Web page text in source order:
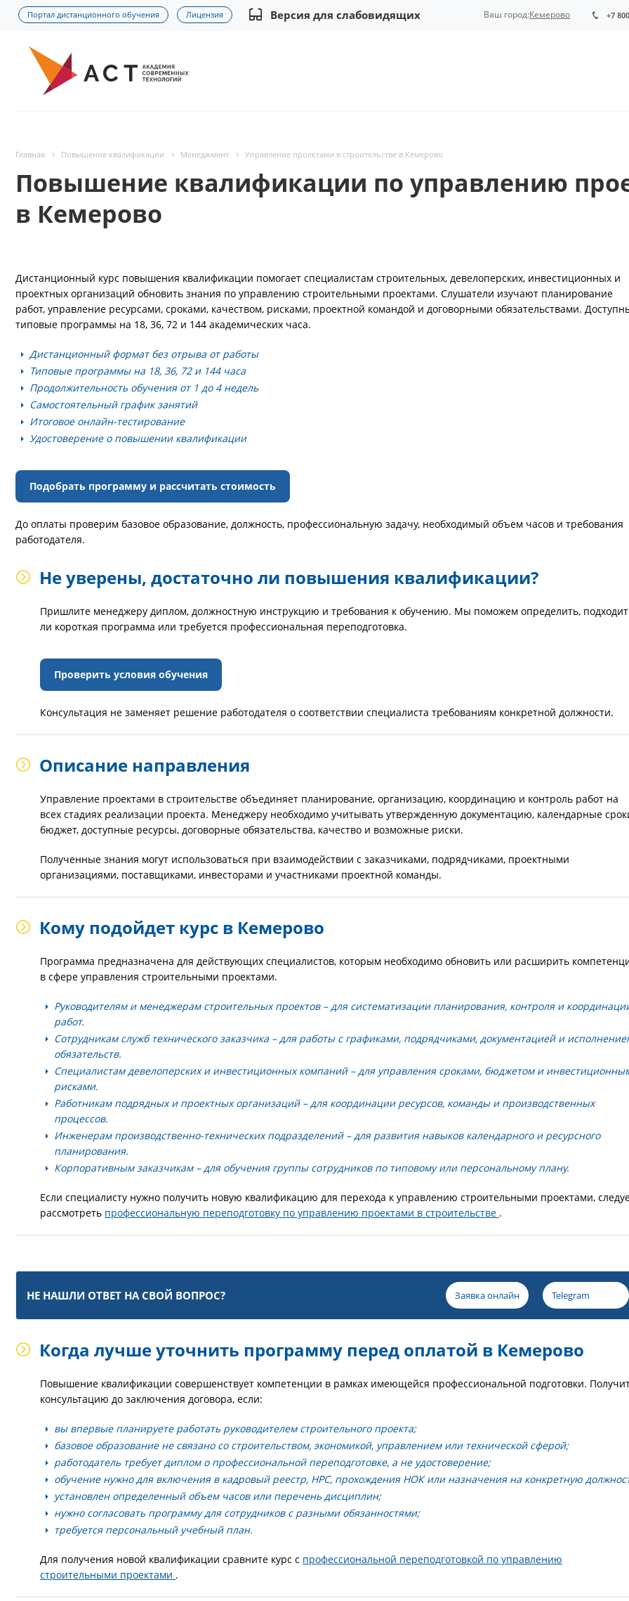
Портал дистанционного обучения Лицензия Версия для слабовидящих +7
Ваш город:Кемерово
Главная Повышение квалификации Менеджмент Управление проектами в строительстве в Кемерово
Повышение квалификации по управлению
в Кемерово
Дистанционный курс повышения квалификации помогает специалистам строительных, девелоперских, инвестиционных и
проектных организаций обновить знания по управлению строительными проектами. Слушатели изучают планирование
работ, управление ресурсами, сроками, качеством, рисками, проектной командой и договорными обязательствами.
типовые программы на 18, 36, 72 и 144 академических часа.
Дистанционный формат без отрыва от работы
Типовые программы на 18, 36, 72 и 144 часа
Продолжительность обучения от 1 до 4 недель
Самостоятельный график занятий
Итоговое онлайн-тестирование
Удостоверение о повышении квалификации
Подобрать программу и рассчитать стоимость
До оплаты проверим базовое образование, должность, профессиональную задачу, необходимый объем часов и требования
работодателя.
Не уверены, достаточно ли повышения квалификации?
Пришлите менеджеру диплом, должностную инструкцию и требования к обучению. Мы поможем определить, подходит
ли короткая программа или требуется профессиональная переподготовка.
Проверить условия обучения
Консультация не заменяет решение работодателя о соответствии специалиста требованиям конкретной должности.
Описание направления
Управление проектами в строительстве объединяет планирование, организацию, координацию и контроль работ на
всех стадиях реализации проекта. Менеджеру необходимо учитывать утвержденную документацию, календарные
бюджет, доступные ресурсы, договорные обязательства, качество и возможные риски.
Полученные знания могут использоваться при взаимодействии с заказчиками, подрядчиками, проектными
организациями, поставщиками, инвесторами и участниками проектной команды.
Кому подойдет курс в Кемерово
Программа предназначена для действующих специалистов, которым необходимо обновить или расширить
в сфере управления строительными проектами.
Руководителям и менеджерам строительных проектов– для систематизации планирования, контроля и
работ.
Сотрудникам служб технического заказчика – для работы с графиками, подрядчиками, документацией и
обязательств.
Специалистам девелоперских и инвестиционных компаний– для управления сроками, бюджетом и
рисками.
Работникам подрядных и проектных организаций– для координации ресурсов, команды и производственных
процессов.
Инженерам производственно-технических подразделений– для развития навыков календарного и ресурсного
планирования.
Корпоративным заказчикам– для обучения группы сотрудников по типовому или персональному плану.
Если специалисту нужно получить новую квалификацию для перехода к управлению строительными проектами,
рассмотреть профессиональную переподготовку по управлению проектами в строительстве .
НЕ НАШЛИ ОТВЕТ НА СВОЙ ВОПРОС? Заявка онлайн Telegram
Когда лучше уточнить программу перед оплатой в Кемерово
Повышение квалификации совершенствует компетенции в рамках имеющейся профессиональной подготовки.
консультацию до заключения договора, если:
вы впервые планируете работать руководителем строительного проекта;
базовое образование не связано со строительством, экономикой, управлением или технической сферой;
работодатель требует диплом о профессиональной переподготовке, а не удостоверение;
обучение нужно для включения в кадровый реестр, НРС, прохождения НОК или назначения на конкретную
установлен определенный объем часов или перечень дисциплин;
нужно согласовать программу для сотрудников с разными обязанностями;
требуется персональный учебный план.
Для получения новой квалификации сравните курс с профессиональной переподготовкой по управлению
строительными проектами .